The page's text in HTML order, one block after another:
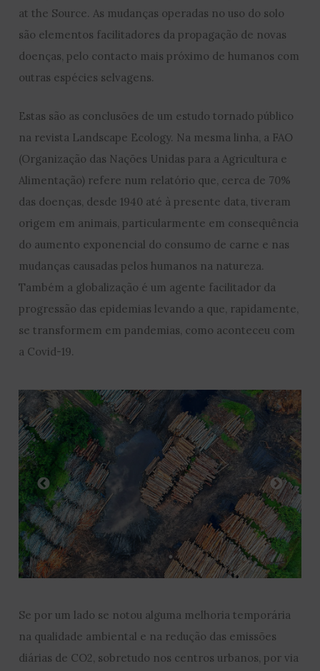
at the Source. As mudanças operadas no uso do solo
são elementos facilitadores da propagação de novas
doenças, pelo contacto mais próximo de humanos com
outras espécies selvagens.
Estas são as conclusões de um estudo tornado público
na revista Landscape Ecology. Na mesma linha, a FAO
(Organização das Nações Unidas para a Agricultura e
Alimentação) refere num relatório que, cerca de 70%
das doenças, desde 1940 até à presente data, tiveram
origem em animais, particularmente em consequência
do aumento exponencial do consumo de carne e nas
mudanças causadas pelos humanos na natureza.
Também a globalização é um agente facilitador da
progressão das epidemias levando a que, rapidamente,
se transformem em pandemias, como aconteceu com
a Covid-19.
Se por um lado se notou alguma melhoria temporária
na qualidade ambiental e na redução das emissões
diárias de CO2, sobretudo nos centros urbanos, por via